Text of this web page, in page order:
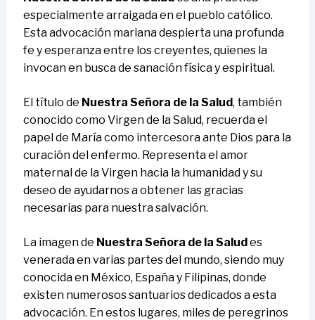
especialmente arraigada en el pueblo católico.
Esta advocación mariana despierta una profunda
fe y esperanza entre los creyentes, quienes la
invocan en busca de sanación física y espiritual.
El título de Nuestra Señora de la Salud, también
conocido como Virgen de la Salud, recuerda el
papel de María como intercesora ante Dios para la
curación del enfermo. Representa el amor
maternal de la Virgen hacia la humanidad y su
deseo de ayudarnos a obtener las gracias
necesarias para nuestra salvación.
La imagen de Nuestra Señora de la Saludes
venerada en varias partes del mundo, siendo muy
conocida en México, España y Filipinas, donde
existen numerosos santuarios dedicados a esta
advocación. En estos lugares, miles de peregrinos